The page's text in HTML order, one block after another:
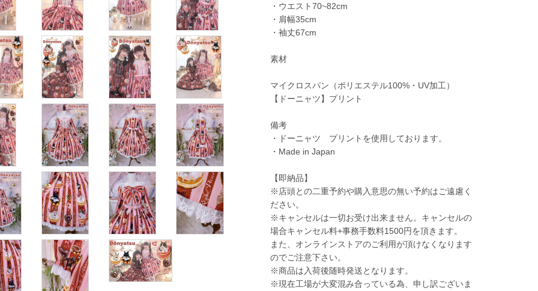
・ウエスト70~82cm
・肩幅35cm
・袖丈67cm
素材
マイクロスパン（ポリエステル100%・UV加工）
【ドーニャツ】プリント
備考
・ドーニャツ プリントを使用しております。
・Made in Japan
【即納品】
※店頭との二重予約や購入意思の無い予約はご遠慮く
ださい。
※キャンセルは一切お受け出来ません。キャンセルの
場合キャンセル料+事務手数料1500円を頂きます。
また、オンラインストアのご利用が頂けなくなります
のでご注意下さい。
※商品は入荷後随時発送となります。
※現在工場が大変混み合っている為、申し訳ございま